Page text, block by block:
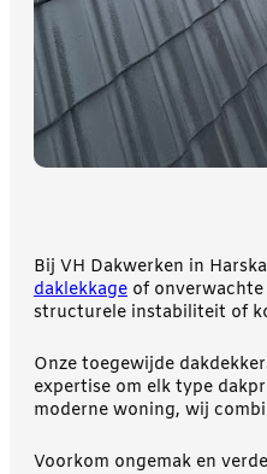
Bij VH Dakwerken in
daklekkage of
structurele instabiliteit of
Onze toegewijde
expertise om elk type
moderne woning, wij
Voorkom ongemak en